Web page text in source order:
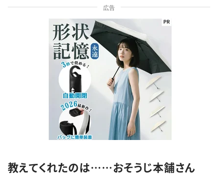
広告
教えてくれたのは……おそうじ本舗さん